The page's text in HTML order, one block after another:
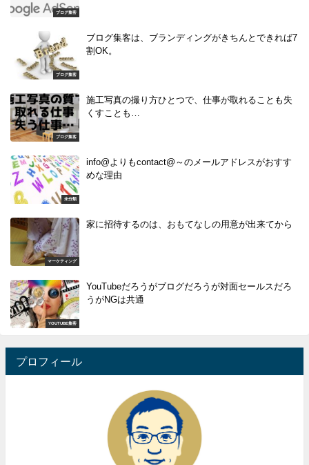
ブログ集客
ブログ集客
ブログ集客は、ブランディングがきちんとできれば7
割OK。
ブログ集客
施工写真の撮り方ひとつで、仕事が取れることも失
くすことも…
未分類
info@よりもcontact@～のメールアドレスがおすす
めな理由
マーケティング
家に招待するのは、おもてなしの用意が出来てから
YOUTUBE集客
YouTubeだろうがブログだろうが対面セールスだろ
うがNGは共通
プロフィール